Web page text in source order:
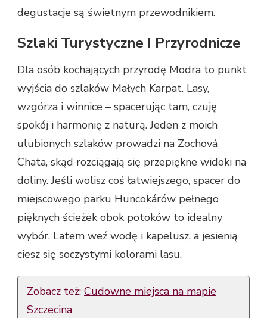
degustacje są świetnym przewodnikiem.
Szlaki Turystyczne I Przyrodnicze
Dla osób kochających przyrodę Modra to punkt
wyjścia do szlaków Małych Karpat. Lasy,
wzgórza i winnice – spacerując tam, czuję
spokój i harmonię z naturą. Jeden z moich
ulubionych szlaków prowadzi na Zochová
Chata, skąd rozciągają się przepiękne widoki na
doliny. Jeśli wolisz coś łatwiejszego, spacer do
miejscowego parku Huncokárów pełnego
pięknych ścieżek obok potoków to idealny
wybór. Latem weź wodę i kapelusz, a jesienią
ciesz się soczystymi kolorami lasu.
Zobacz też: Cudowne miejsca na mapie
Szczecina